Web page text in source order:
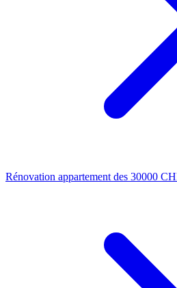
Rénovation appartement des 30000